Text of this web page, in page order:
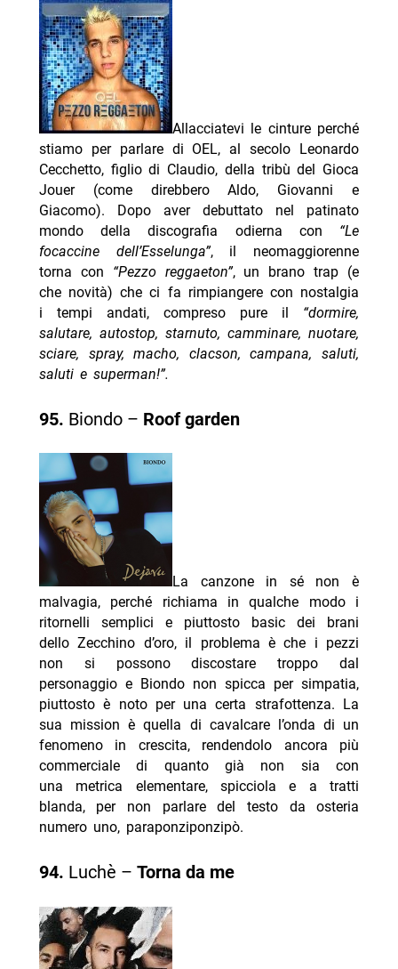
Allacciatevi le cinture perché
stiamo per parlare di OEL, al secolo Leonardo
Cecchetto, figlio di Claudio, della tribù del Gioca
Jouer (come direbbero Aldo, Giovanni e
Giacomo). Dopo aver debuttato nel patinato
mondo della discografia odierna con “Le
focaccine dell’Esselunga”, il neomaggiorenne
torna con “Pezzo reggaeton”, un brano trap (e
che novità) che ci fa rimpiangere con nostalgia
i tempi andati, compreso pure il “dormire,
salutare, autostop, starnuto, camminare, nuotare,
sciare, spray, macho, clacson, campana, saluti,
saluti e superman!”.
95. Biondo – Roof garden
La canzone in sé non è
malvagia, perché richiama in qualche modo i
ritornelli semplici e piuttosto basic dei brani
dello Zecchino d’oro, il problema è che i pezzi
non si possono discostare troppo dal
personaggio e Biondo non spicca per simpatia,
piuttosto è noto per una certa strafottenza. La
sua mission è quella di cavalcare l’onda di un
fenomeno in crescita, rendendolo ancora più
commerciale di quanto già non sia con
una metrica elementare, spicciola e a tratti
blanda, per non parlare del testo da osteria
numero uno, paraponziponzipò.
94. Luchè – Torna da me